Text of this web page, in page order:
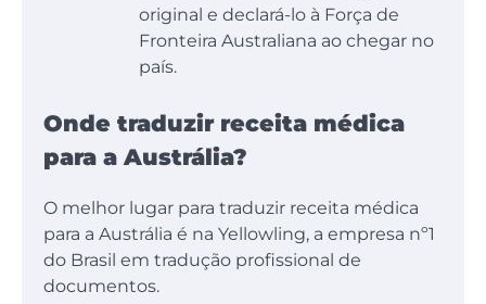
original e declará-lo à Força de
Fronteira Australiana ao chegar no
país.
Onde traduzir receita médica
para a Austrália?
O melhor lugar para traduzir receita médica
para a Austrália é na Yellowling, a empresa nº1
do Brasil em tradução profissional de
documentos.